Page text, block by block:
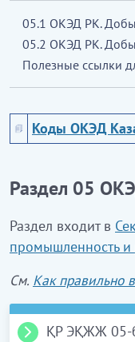
05.1 ОКЭД РК.
05.2 ОКЭД РК.
Полезные ссылки
Коды ОКЭД
Раздел 05
Раздел входит в
промышленность и
См. Как правильно
ҚР ЭҚЖЖ 05-